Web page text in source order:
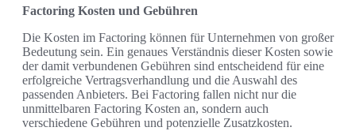
Factoring Kosten und Gebühren
Die Kosten im Factoring können für Unternehmen von großer
Bedeutung sein. Ein genaues Verständnis dieser Kosten sowie
der damit verbundenen Gebühren sind entscheidend für eine
erfolgreiche Vertragsverhandlung und die Auswahl des
passenden Anbieters. Bei Factoring fallen nicht nur die
unmittelbaren Factoring Kosten an, sondern auch
verschiedene Gebühren und potenzielle Zusatzkosten.